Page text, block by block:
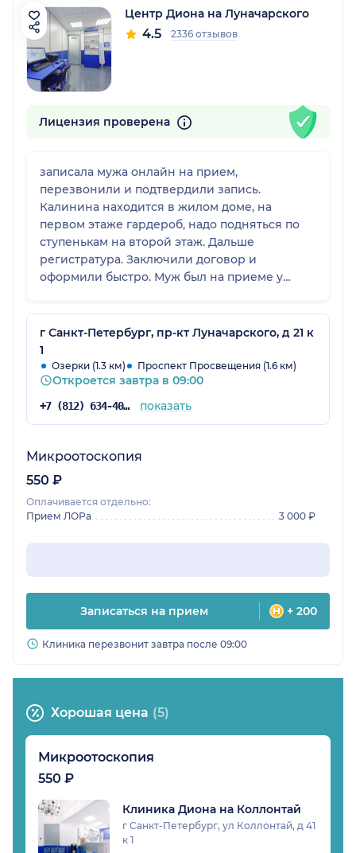
Центр Диона на Луначарского
4.5 2336 отзывов
Лицензия проверена
записала мужа онлайн на прием,
перезвонили и подтвердили запись.
Калинина находится в жилом доме, на
первом этаже гардероб, надо подняться по
ступенькам на второй этаж. Дальше
регистратура. Заключили договор и
оформили быстро. Муж был на приеме у
аппаратуры, назначила лечение и капли.
Прием прошел быстро Лечение помогло,
назначено было правильно. Цена за прием
умеренная.
г Санкт-Петербург, пр-кт Луначарского, д 21 к
1
Озерки (1.3 км) Проспект Просвещения (1.6 км)
Откроется завтра в 09:00
+7 (812) 634-40-79 показать
Микроотоскопия
550 ₽
Оплачивается отдельно:
Прием ЛОРа
3 000 ₽
Записаться на прием + 200
Клиника перезвонит завтра после 09:00
Хорошая цена (5)
Микроотоскопия
550 ₽
Клиника Диона на Коллонтай
г Санкт-Петербург, ул Коллонтай, д 41
к 1